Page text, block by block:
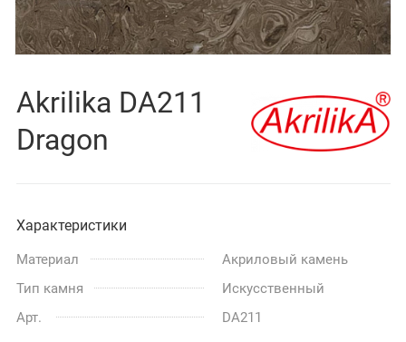
Akrilika DA211
Dragon
Характеристики
Материал
Акриловый камень
Тип камня
Искусственный
Арт.
DA211